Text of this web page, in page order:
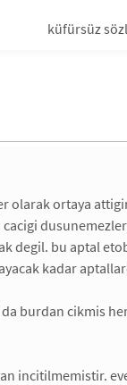
küfürsüz
ortaya
degil. bu aptal
kadar
burdan cikmis
incitilmemistir.